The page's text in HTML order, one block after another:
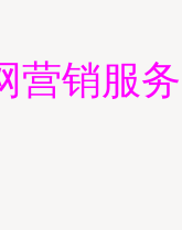
营销服务